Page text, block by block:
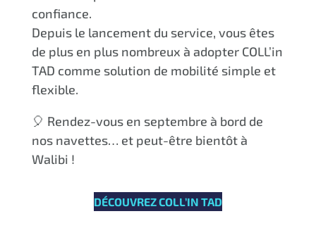
confiance.
Depuis le lancement du service, vous êtes
de plus en plus nombreux à adopter COLL’in
TAD comme solution de mobilité simple et
flexible.
🎈 Rendez-vous en septembre à bord de
nos navettes… et peut-être bientôt à
Walibi !
DÉCOUVREZ COLL’IN TAD